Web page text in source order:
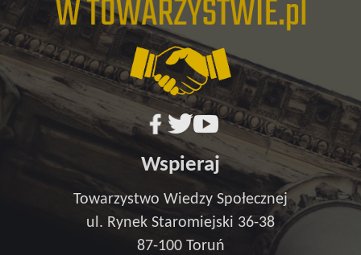
Wspieraj
Towarzystwo Wiedzy Społecznej
ul. Rynek Staromiejski 36-38
87-100 Toruń